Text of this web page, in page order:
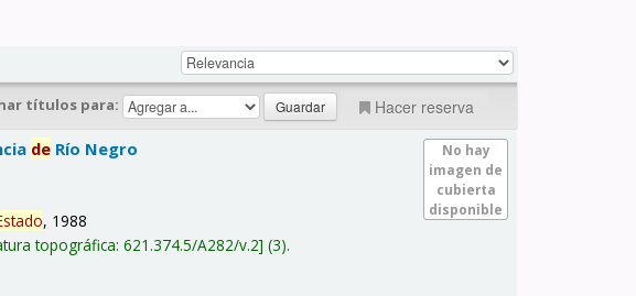
títulos para: Hacer reserva
No hay
imagen de
cubierta
disponible
de Río Negro
, 1988
topográfica:621.374.5/A282/v.2 (3).